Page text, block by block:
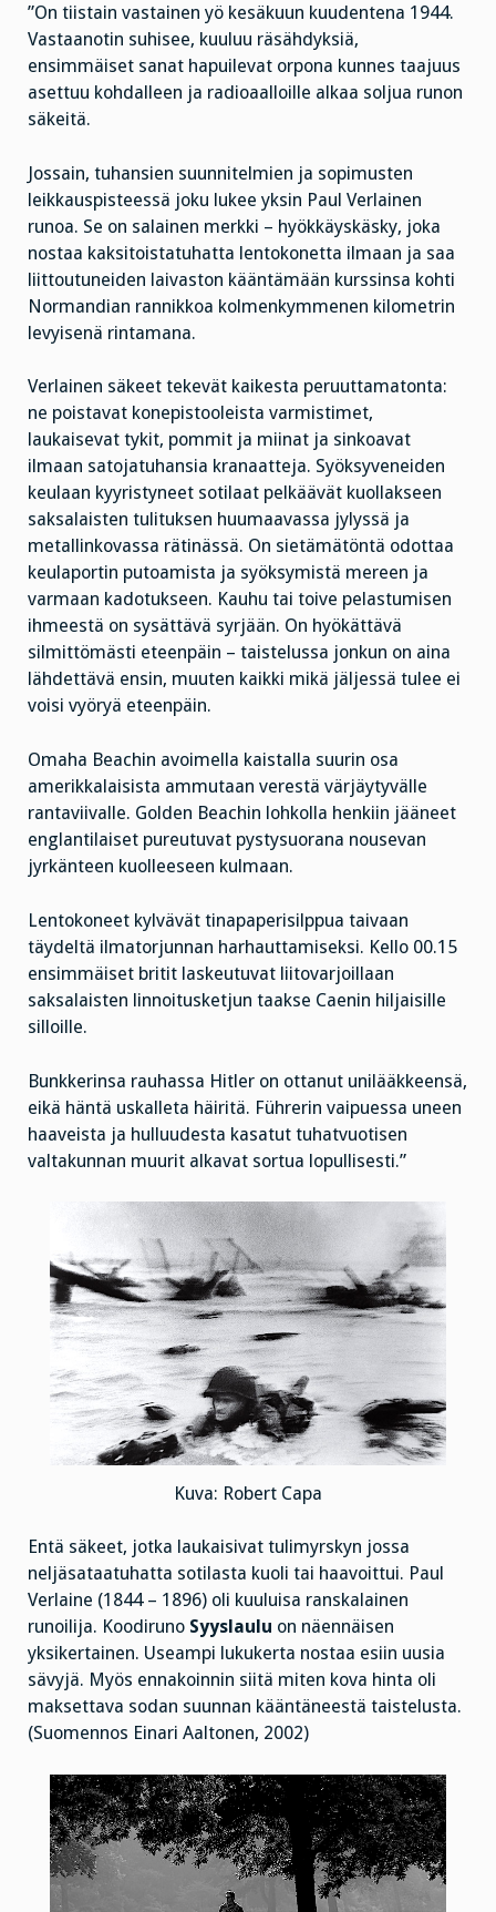
”On tiistain vastainen yö kesäkuun kuudentena 1944.
Vastaanotin suhisee, kuuluu räsähdyksiä,
ensimmäiset sanat hapuilevat orpona kunnes taajuus
asettuu kohdalleen ja radioaalloille alkaa soljua runon
säkeitä.
Jossain, tuhansien suunnitelmien ja sopimusten
leikkauspisteessä joku lukee yksin Paul Verlainen
runoa. Se on salainen merkki – hyökkäyskäsky, joka
nostaa kaksitoistatuhatta lentokonetta ilmaan ja saa
liittoutuneiden laivaston kääntämään kurssinsa kohti
Normandian rannikkoa kolmenkymmenen kilometrin
levyisenä rintamana.
Verlainen säkeet tekevät kaikesta peruuttamatonta:
ne poistavat konepistooleista varmistimet,
laukaisevat tykit, pommit ja miinat ja sinkoavat
ilmaan satojatuhansia kranaatteja. Syöksyveneiden
keulaan kyyristyneet sotilaat pelkäävät kuollakseen
saksalaisten tulituksen huumaavassa jylyssä ja
metallinkovassa rätinässä. On sietämätöntä odottaa
keulaportin putoamista ja syöksymistä mereen ja
varmaan kadotukseen. Kauhu tai toive pelastumisen
ihmeestä on sysättävä syrjään. On hyökättävä
silmittömästi eteenpäin – taistelussa jonkun on aina
lähdettävä ensin, muuten kaikki mikä jäljessä tulee ei
voisi vyöryä eteenpäin.
Omaha Beachin avoimella kaistalla suurin osa
amerikkalaisista ammutaan verestä värjäytyvälle
rantaviivalle. Golden Beachin lohkolla henkiin jääneet
englantilaiset pureutuvat pystysuorana nousevan
jyrkänteen kuolleeseen kulmaan.
Lentokoneet kylvävät tinapaperisilppua taivaan
täydeltä ilmatorjunnan harhauttamiseksi. Kello 00.15
ensimmäiset britit laskeutuvat liitovarjoillaan
saksalaisten linnoitusketjun taakse Caenin hiljaisille
silloille.
Bunkkerinsa rauhassa Hitler on ottanut unilääkkeensä,
eikä häntä uskalleta häiritä. Führerin vaipuessa uneen
haaveista ja hulluudesta kasatut tuhatvuotisen
valtakunnan muurit alkavat sortua lopullisesti.”
Kuva: Robert Capa
Entä säkeet, jotka laukaisivat tulimyrskyn jossa
neljäsataatuhatta sotilasta kuoli tai haavoittui. Paul
Verlaine (1844 – 1896) oli kuuluisa ranskalainen
runoilija. Koodiruno Syyslaulu on näennäisen
yksikertainen. Useampi lukukerta nostaa esiin uusia
sävyjä. Myös ennakoinnin siitä miten kova hinta oli
maksettava sodan suunnan kääntäneestä taistelusta.
(Suomennos Einari Aaltonen, 2002)